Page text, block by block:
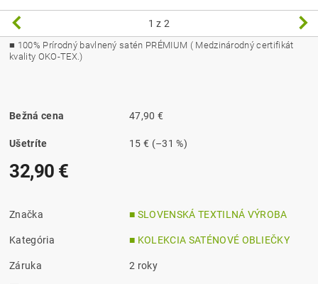
1 z 2
■ 100% Prírodný bavlnený satén PRÉMIUM ( Medzinárodný certifikát
kvality OKO-TEX.)
Bežná cena 47,90 €
Ušetríte 15 € (–31 %)
32,90 €
Značka ■ SLOVENSKÁ TEXTILNÁ VÝROBA
Kategória ■ KOLEKCIA SATÉNOVÉ OBLIEČKY
Záruka 2 roky